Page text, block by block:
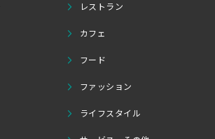
レストラン
カフェ
フード
ファッション
ライフスタイル